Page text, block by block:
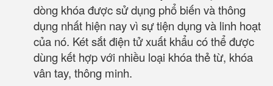
dòng khóa được sử dụng phổ biến và thông
dụng nhất hiện nay vì sự tiện dụng và linh hoạt
của nó. Két sắt điện tử xuất khẩu có thể được
dùng kết hợp với nhiều loại khóa thẻ từ, khóa
vân tay, thông minh.